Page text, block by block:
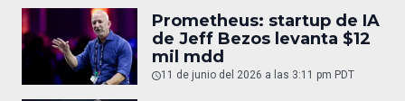
Prometheus: startup de IA
de Jeff Bezos levanta $12
mil mdd
11 de junio del 2026 a las 3:11 pm PDT